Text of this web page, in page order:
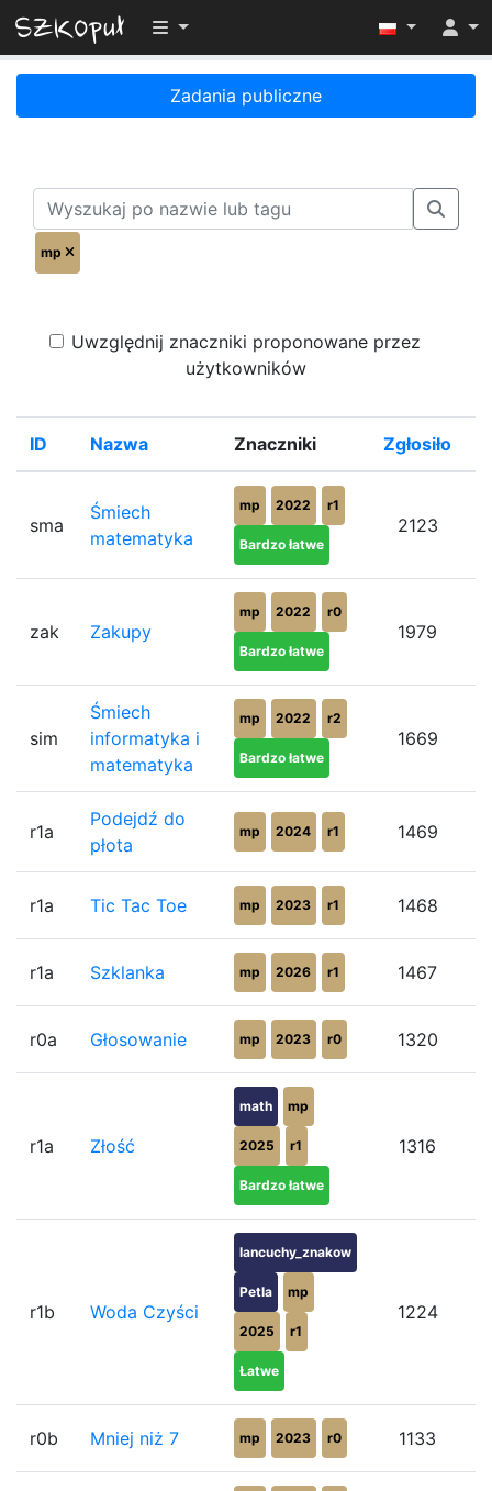
Przełącz widoczność menu
Zadania publiczne
mp
Uwzględnij znaczniki proponowane przez
użytkowników
ID Nazwa Znaczniki Zgłosiło
sma
Śmiech
matematyka
mp 2022 r1
Bardzo łatwe
2123
zak Zakupy
mp 2022 r0
Bardzo łatwe
1979
sim
Śmiech
informatyka i
matematyka
mp 2022 r2
Bardzo łatwe
1669
r1a
Podejdź do
płota
mp 2024 r1 1469
r1a Tic Tac Toe mp 2023 r1 1468
r1a Szklanka mp 2026 r1 1467
r0a Głosowanie mp 2023 r0 1320
r1a Złość
math mp
2025 r1
Bardzo łatwe
1316
r1b Woda Czyści
lancuchy_znakow
Petla mp
2025 r1
Łatwe
1224
r0b Mniej niż 7 mp 2023 r0 1133